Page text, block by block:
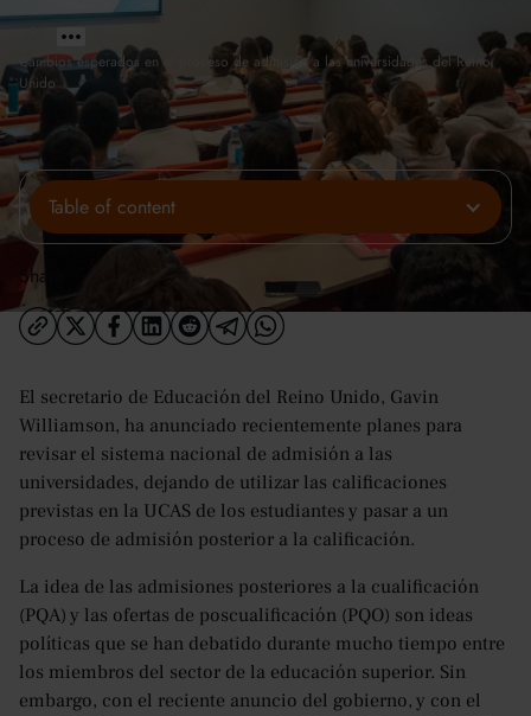
Cambios esperados en el proceso de admisión a las universidades del Reino
Unido
Table of content
Share:
El secretario de Educación del Reino Unido, Gavin
Williamson, ha anunciado recientemente planes para
revisar el sistema nacional de admisión a las
universidades, dejando de utilizar las calificaciones
previstas en la UCAS de los estudiantes y pasar a un
proceso de admisión posterior a la calificación.
La idea de las admisiones posteriores a la cualificación
(PQA) y las ofertas de poscualificación (PQO) son ideas
políticas que se han debatido durante mucho tiempo entre
los miembros del sector de la educación superior. Sin
embargo, con el reciente anuncio del gobierno, y con el